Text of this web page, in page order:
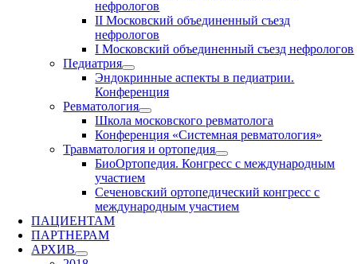
нефрологов
II Московский объединенный съезд
нефрологов
I Московский объединенный съезд нефрологов
Педиатрия
Эндокринные аспекты в педиатрии.
Конференция
Ревматология
Школа московского ревматолога
Конференция «Системная ревматология»
Травматология и ортопедия
БиоОртопедия. Конгресс с международным
участием
Сеченовский ортопедический конгресс с
международным участием
ПАЦИЕНТАМ
ПАРТНЕРАМ
АРХИВ